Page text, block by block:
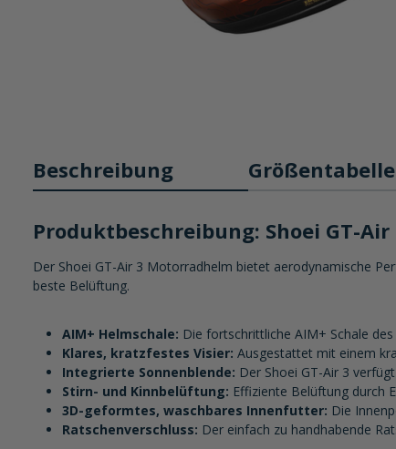
Beschreibung Größentabelle
Produktbeschreibung: Shoei GT-
Der Shoei GT-Air 3 Motorradhelm bietet aerodynamische
beste Belüftung.
AIM+ Helmschale: Die fortschrittliche AIM+ Schale
Klares, kratzfestes Visier: Ausgestattet mit einem
Integrierte Sonnenblende: Der Shoei GT-Air 3
Stirn- und Kinnbelüftung: Effiziente Belüftung durch
3D-geformtes, waschbares Innenfutter: Die
Ratschenverschluss: Der einfach zu handhabende